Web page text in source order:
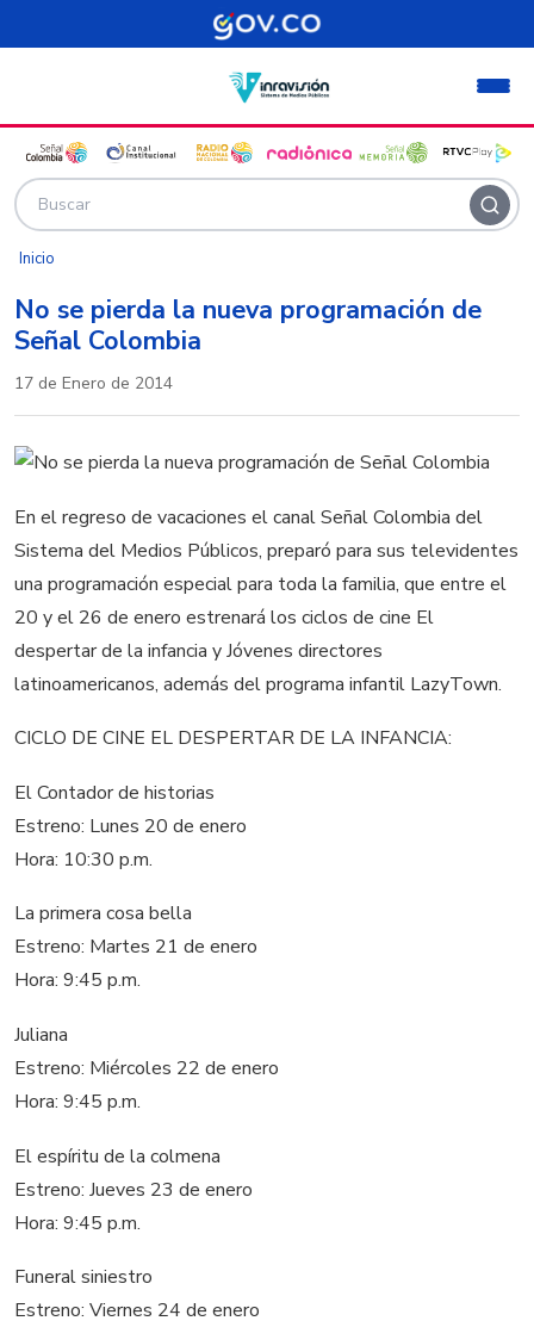
Pasar al contenido principal
Inicio
No se pierda la nueva programación de
Señal Colombia
17 de Enero de 2014
En el regreso de vacaciones el canal Señal Colombia del
Sistema del Medios Públicos, preparó para sus televidentes
una programación especial para toda la familia, que entre el
20 y el 26 de enero estrenará los ciclos de cine El
despertar de la infancia y Jóvenes directores
latinoamericanos, además del programa infantil LazyTown.
CICLO DE CINE EL DESPERTAR DE LA INFANCIA:
El Contador de historias
Estreno: Lunes 20 de enero
Hora: 10:30 p.m.
La primera cosa bella
Estreno: Martes 21 de enero
Hora: 9:45 p.m.
Juliana
Estreno: Miércoles 22 de enero
Hora: 9:45 p.m.
El espíritu de la colmena
Estreno: Jueves 23 de enero
Hora: 9:45 p.m.
Funeral siniestro
Estreno: Viernes 24 de enero